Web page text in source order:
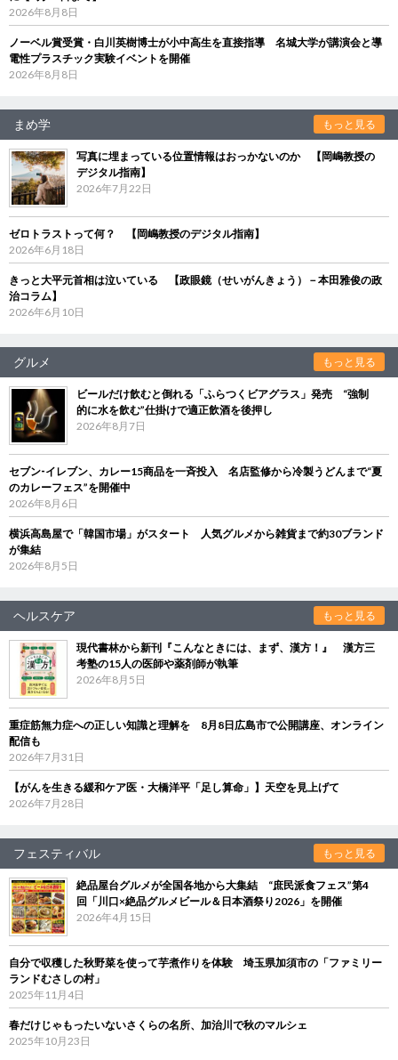
2026年8月8日
ノーベル賞受賞・白川英樹博士が小中高生を直接指導 名城大学が講演会と導
電性プラスチック実験イベントを開催
2026年8月8日
まめ学 もっと見る
写真に埋まっている位置情報はおっかないのか 【岡嶋教授の
デジタル指南】
2026年7月22日
ゼロトラストって何？ 【岡嶋教授のデジタル指南】
2026年6月18日
きっと大平元首相は泣いている 【政眼鏡（せいがんきょう）－本田雅俊の政
治コラム】
2026年6月10日
グルメ もっと見る
ビールだけ飲むと倒れる「ふらつくビアグラス」発売 “強制
的に水を飲む”仕掛けで適正飲酒を後押し
2026年8月7日
セブン‐イレブン、カレー15商品を一斉投入 名店監修から冷製うどんまで“夏
のカレーフェス”を開催中
2026年8月6日
横浜高島屋で「韓国市場」がスタート 人気グルメから雑貨まで約30ブランド
が集結
2026年8月5日
ヘルスケア もっと見る
現代書林から新刊『こんなときには、まず、漢方！』 漢方三
考塾の15人の医師や薬剤師が執筆
2026年8月5日
重症筋無力症への正しい知識と理解を 8月8日広島市で公開講座、オンライン
配信も
2026年7月31日
【がんを生きる緩和ケア医・大橋洋平「足し算命」】天空を見上げて
2026年7月28日
フェスティバル もっと見る
絶品屋台グルメが全国各地から大集結 “庶民派食フェス”第4
回「川口×絶品グルメビール＆日本酒祭り2026」を開催
2026年4月15日
自分で収穫した秋野菜を使って芋煮作りを体験 埼玉県加須市の「ファミリー
ランドむさしの村」
2025年11月4日
春だけじゃもったいないさくらの名所、加治川で秋のマルシェ
2025年10月23日